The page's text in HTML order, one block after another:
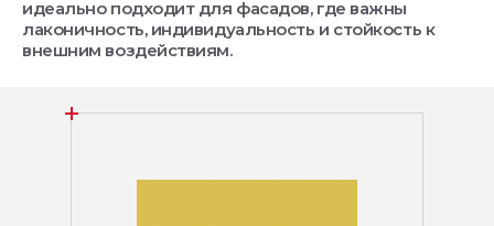
идеально подходит для фасадов, где важны
лаконичность, индивидуальность и стойкость к
внешним воздействиям.